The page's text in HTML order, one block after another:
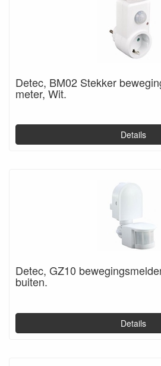
Detec, BM02 Stekker
meter, Wit.
Details
Detec, GZ10
buiten.
Details